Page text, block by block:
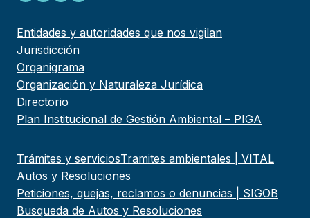
Entidades y autoridades que nos vigilan
Jurisdicción
Organigrama
Organización y Naturaleza Jurídica
Directorio
Plan Institucional de Gestión Ambiental – PIGA
Trámites y serviciosTramites ambientales | VITAL
Autos y Resoluciones
Peticiones, quejas, reclamos o denuncias | SIGOB
Busqueda de Autos y Resoluciones